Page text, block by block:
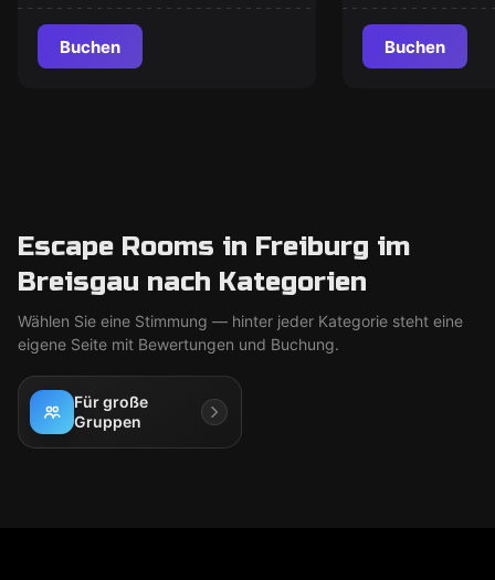
Buchen Buchen
Escape Rooms in Freiburg im
Breisgau nach Kategorien
Wählen Sie eine Stimmung — hinter jeder Kategorie steht eine
eigene Seite mit Bewertungen und Buchung.
Für große
Gruppen